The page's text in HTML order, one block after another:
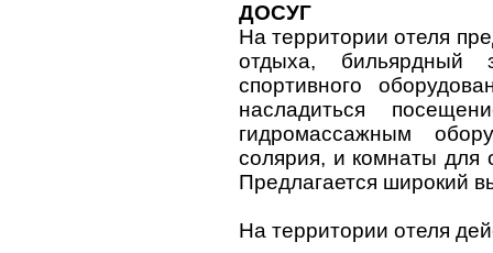
ДОСУГ
На территории отеля
отдыха, бильярдный
спортивного
насладиться
гидромассажным
солярия, и комнаты для
Предлагается широкий
На территории отеля